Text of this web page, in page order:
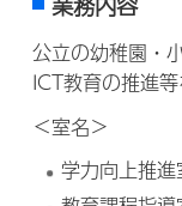
公立の幼稚園・
ICT教育の推進等
＜室名＞
学力向上推進